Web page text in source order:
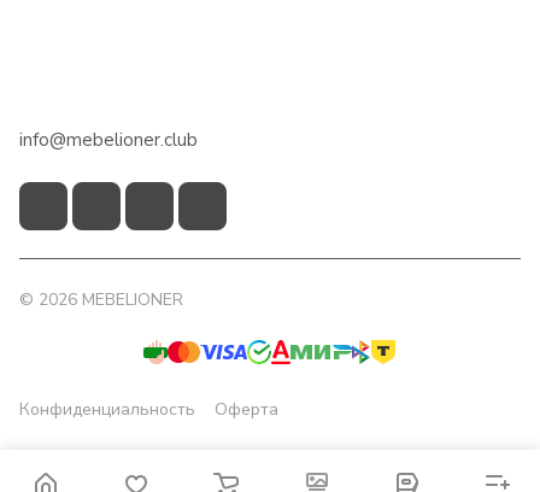
info@mebelioner.club
© 2026 MEBELIONER
Конфиденциальность Оферта